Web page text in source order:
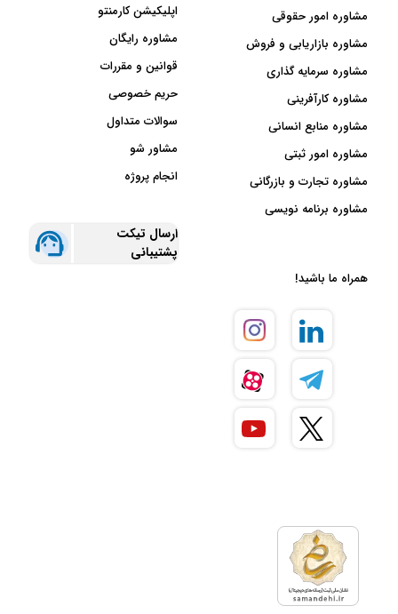
مشاوره امور حقوقی
مشاوره بازاریابی و فروش
مشاوره سرمایه گذاری
مشاوره کارآفرینی
مشاوره منابع انسانی
مشاوره امور ثبتی
مشاوره تجارت و بازرگانی
مشاوره برنامه نویسی
اپلیکیشن کارمنتو
مشاوره رایگان
قوانین و مقررات
حریم خصوصی
سوالات متداول
مشاور شو
انجام پروژه
ارسال تیکت
پشتیبانی
همراه ما باشید!